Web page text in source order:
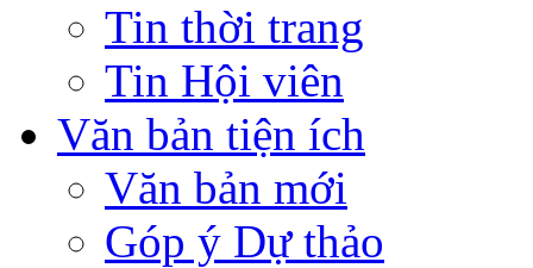
Tin thời trang
Tin Hội viên
Văn bản tiện ích
Văn bản mới
Góp ý Dự thảo